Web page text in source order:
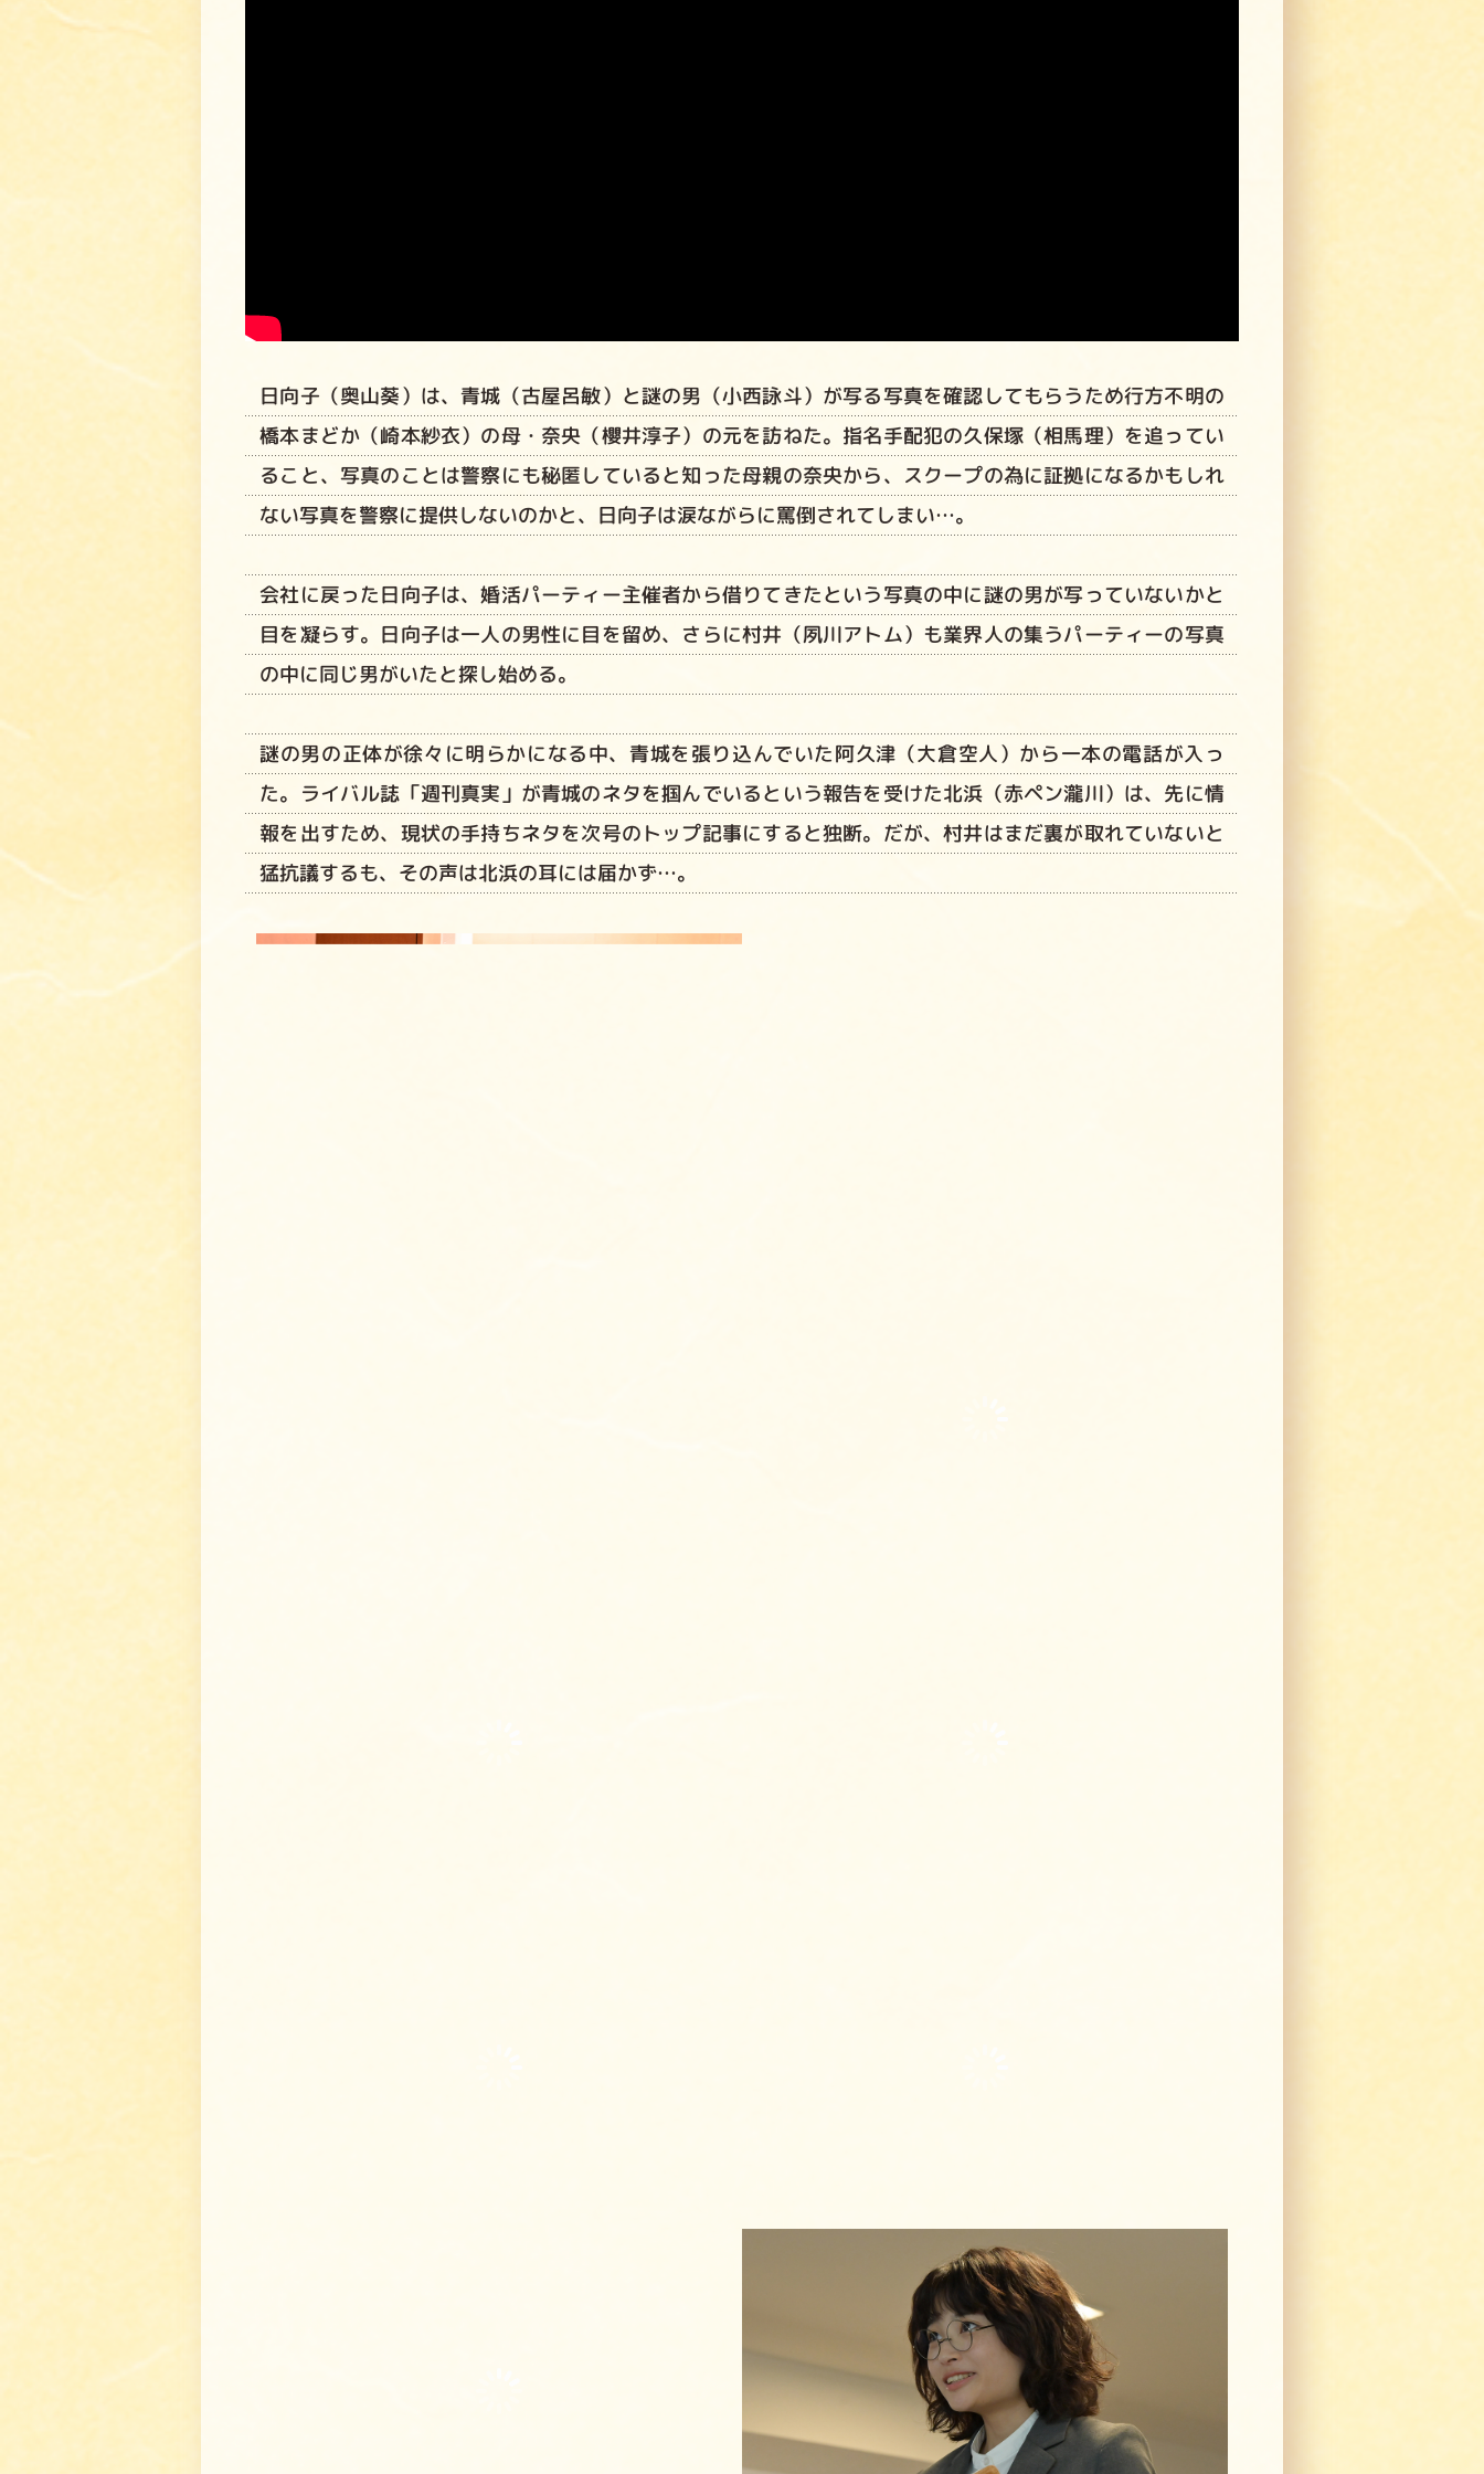
日向子（奥山葵）は、青城（古屋呂敏）と謎の男（小西詠斗）が写る写真を確認してもらうため行方不明の
橋本まどか（崎本紗衣）の母・奈央（櫻井淳子）の元を訪ねた。指名手配犯の久保塚（相馬理）を追ってい
ること、写真のことは警察にも秘匿していると知った母親の奈央から、スクープの為に証拠になるかもしれ
ない写真を警察に提供しないのかと、日向子は涙ながらに罵倒されてしまい…。
会社に戻った日向子は、婚活パーティー主催者から借りてきたという写真の中に謎の男が写っていないかと
目を凝らす。日向子は一人の男性に目を留め、さらに村井（夙川アトム）も業界人の集うパーティーの写真
の中に同じ男がいたと探し始める。
謎の男の正体が徐々に明らかになる中、青城を張り込んでいた阿久津（大倉空人）から一本の電話が入っ
た。ライバル誌「週刊真実」が青城のネタを掴んでいるという報告を受けた北浜（赤ペン瀧川）は、先に情
報を出すため、現状の手持ちネタを次号のトップ記事にすると独断。だが、村井はまだ裏が取れていないと
猛抗議するも、その声は北浜の耳には届かず…。